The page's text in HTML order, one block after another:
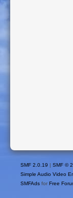
SMF 2.0.19 | SMF ©
Simple Audio Video
SMFAds for Free